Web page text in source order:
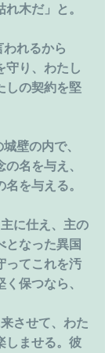
木だ」と。
れるから
守り、わたし
しの契約を堅
壁の内で、
名を与え、
を与える。
に仕え、主の
となった異国
ってこれを汚
保つなら、
させて、わた
しませる。彼